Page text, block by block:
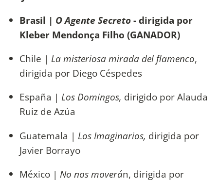
Brasil | O Agente Secreto- dirigida por
Kleber Mendonça Filho (GANADOR)
Chile | La misteriosa mirada del flamenco,
dirigida por Diego Céspedes
España | Los Domingos, dirigido por Alauda
Ruiz de Azúa
Guatemala | Los Imaginarios, dirigida por
Javier Borrayo
México | No nos moverán, dirigida por